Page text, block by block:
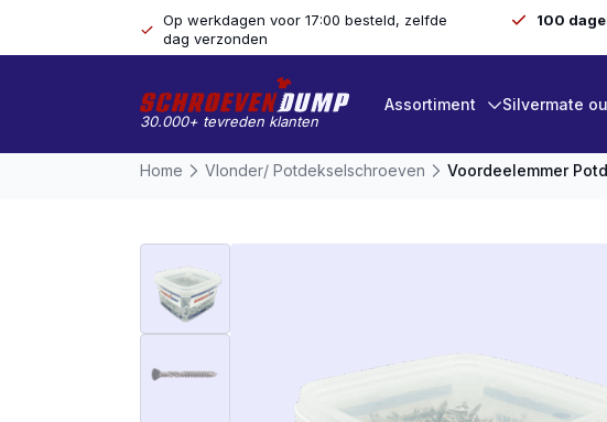
Op werkdagen voor 17:00 besteld, zelfde
dag verzonden
100
30.000+ tevreden klanten
Assortiment Silvermate
Home Vlonder/ Potdekselschroeven Voordeelemmer